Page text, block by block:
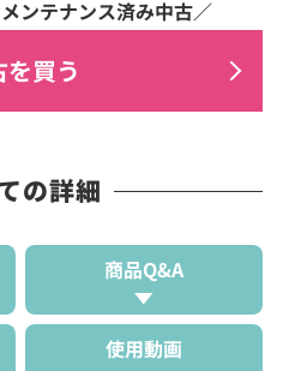
を買う
の詳細
商品Q&A
使用動画